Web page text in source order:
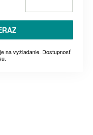
na vyžiadanie. Dostupnosť